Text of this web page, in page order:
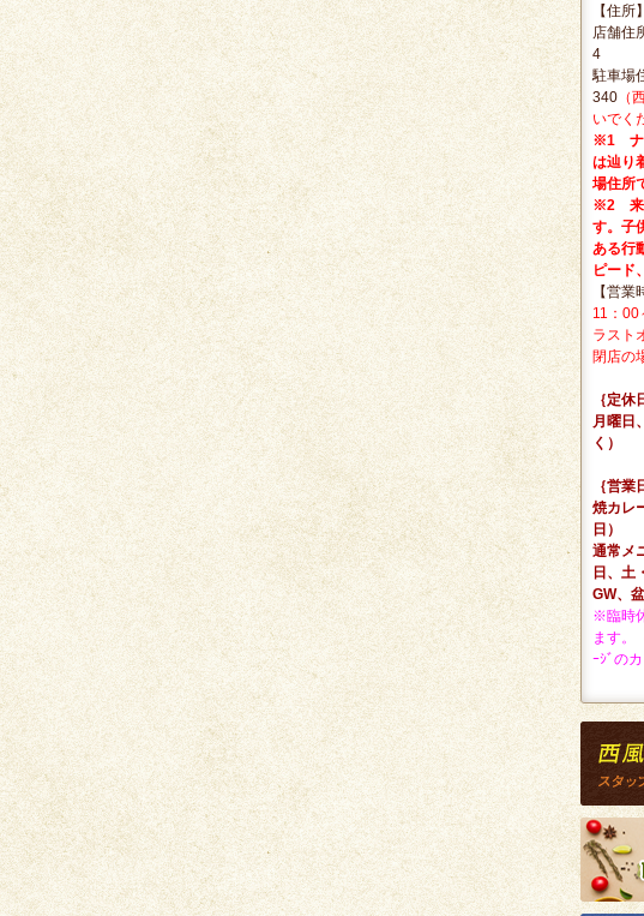
【住所】
店舗住
4
駐車場
340 （
いでく
※1 ナ
は辿り
場住所
※2 来
す。子
ある行
ピード
【営業
11：00
ラスト
閉店の
｛定休
月曜日
く）
｛営業
焼カレ
日）
通常メ
日、土
GW、
※臨時
ます。
ｰｼﾞの